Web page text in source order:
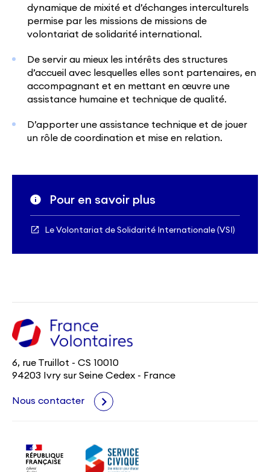
dynamique de mixité et d’échanges interculturels
permise par les missions de missions de
volontariat de solidarité international.
De servir au mieux les intérêts des structures
d’accueil avec lesquelles elles sont partenaires, en
accompagnant et en mettant en œuvre une
assistance humaine et technique de qualité.
D’apporter une assistance technique et de jouer
un rôle de coordination et mise en relation.
Pour en savoir plus
Le Volontariat de Solidarité Internationale (VSI)
6, rue Truillot - CS 10010
94203 Ivry sur Seine Cedex - France
Nous contacter